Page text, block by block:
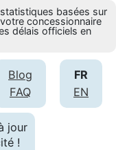
basées sur
concessionnaire
délais officiels en
FR
EN
Blog
FAQ
jour
!